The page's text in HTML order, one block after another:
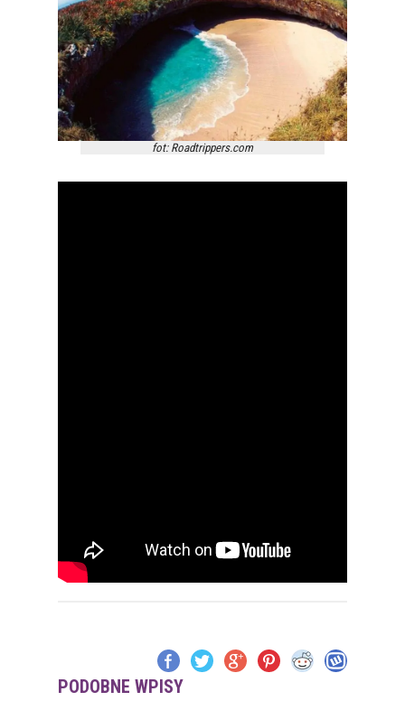
fot: Roadtrippers.com
PODOBNE WPISY